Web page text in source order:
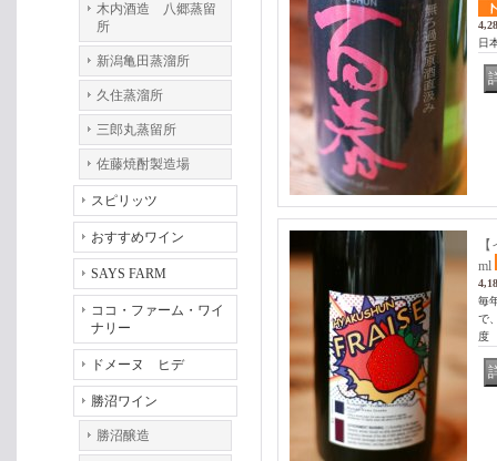
木内酒造 八郷蒸留
所
新潟亀田蒸溜所
久住蒸溜所
三郎丸蒸留所
佐藤焼酎製造場
スピリッツ
おすすめワイン
SAYS FARM
ココ・ファーム・ワイ
ナリー
ドメーヌ ヒデ
勝沼ワイン
勝沼醸造
日
ml
毎
で
度